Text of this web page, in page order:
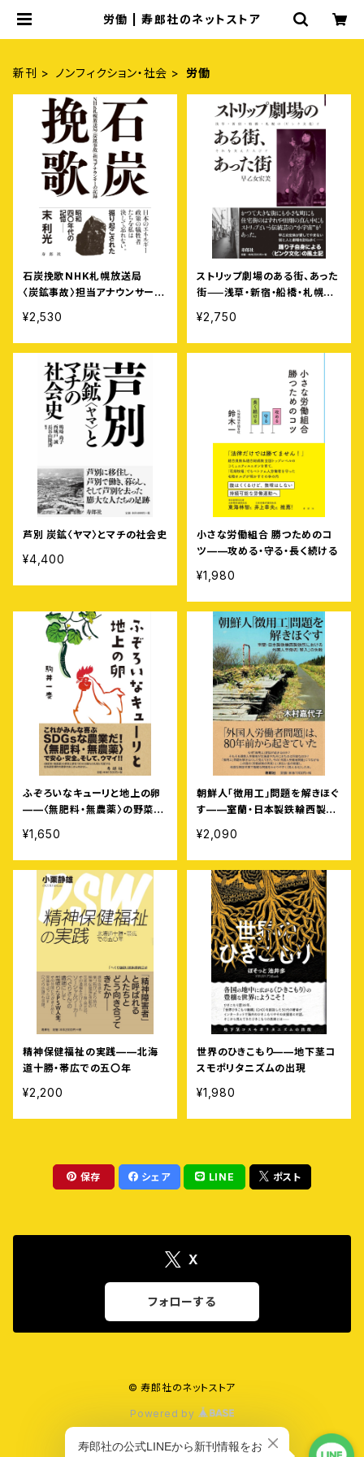
労働 | 寿郎社のネットストア
新刊 ノンフィクション・社会 労働
石炭挽歌⸺NHK札幌放送局
〈炭鉱事故〉担当アナウンサーの
¥2,530
ストリップ劇場のある街、あった
街⸺浅草・新宿・船橋・札幌の
びと
¥2,750
芦別 炭鉱〈ヤマ〉とマチの社会史
¥4,400
小さな労働組合 勝つためのコ
ツ——攻める・守る・長く続ける
¥1,980
ふぞろいなキューリと地上の卵
——〈無肥料・無農薬〉の野菜と
する北海道豊浦町の農家のおじ
さんのはなし
¥1,650
朝鮮人「徴用工」問題を解きほぐ
す——室蘭・日本製鉄輪西製鉄
入」の失敗
¥2,090
精神保健福祉の実践——北海
道十勝・帯広での五〇年
¥2,200
世界のひきこもり——地下茎コ
スモポリタニズムの出現
¥1,980
保存 シェア LINE ポスト
X
フォローする
© 寿郎社のネットストア
Powered by